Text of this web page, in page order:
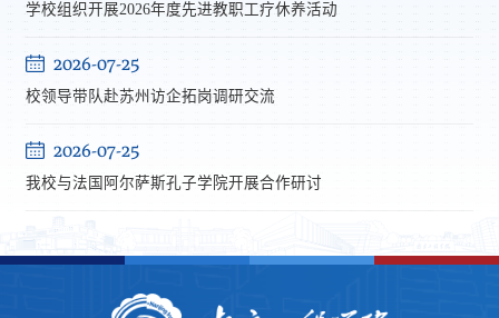
学校组织开展2026年度先进教职工疗休养活动
2026-07-25
校领导带队赴苏州访企拓岗调研交流
2026-07-25
我校与法国阿尔萨斯孔子学院开展合作研讨